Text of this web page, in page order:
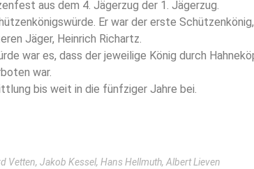
aus dem 4. Jägerzug der 1. Jägerzug.
Er war der erste
Jäger, Heinrich Richartz.
war es, dass der jeweilige König durch
war.
bis weit in die fünfziger Jahre bei.
Vetten, Jakob Kessel, Hans Hellmuth, Albert Lieven